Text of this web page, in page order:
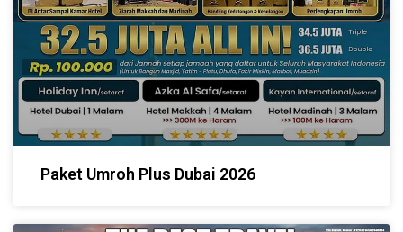
Paket Umroh Plus Dubai 2026